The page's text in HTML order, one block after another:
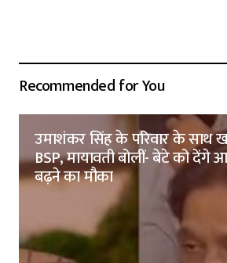
Recommended for You
उमाशंकर सिंह के परिवार के साथ
BSP, मायावती बोलीं- बेटे को देंगे
बढ़ने का मौका